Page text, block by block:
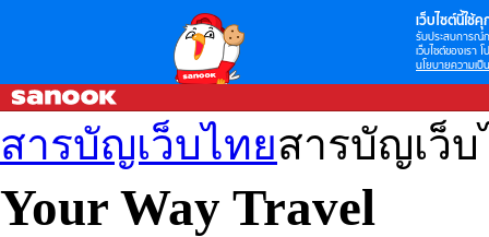
เว็บไซต์นี้ใช้คุ
รับประสบการณ์
เว็บไซต์ของเรา
นโยบายความเป็
สารบัญเว็บไทยสารบัญเว็
Your Way Travel